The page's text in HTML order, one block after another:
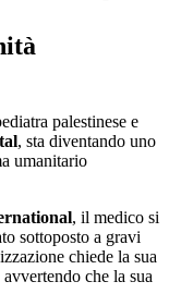
palestinese e
, sta diventando uno
umanitario
, il medico si
sottoposto a gravi
chiede la sua
avvertendo che la sua